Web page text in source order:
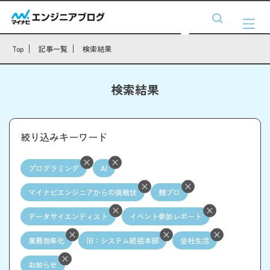
Top 記事一覧 検索結果
検索結果
絞り込みキーワード
プログラミング AI
マイナビエンジニアからの挑戦状 競プロ
データサイエンティスト イベント参加レポート
業務効率化 旧：システム統括本部 会社生活
お知らせ